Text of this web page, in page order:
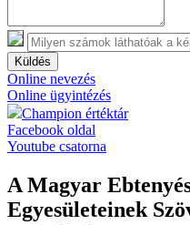
Küldés
Online nevezés
Online ügyintézés
Champion értéktár
Facebook oldal
Youtube csatorna
A Magyar
Egyesületeinek